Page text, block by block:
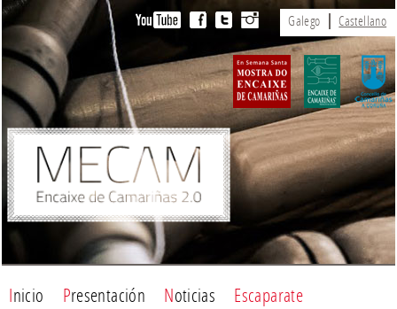
Galego Castellano
Inicio Presentación Noticias Escaparate